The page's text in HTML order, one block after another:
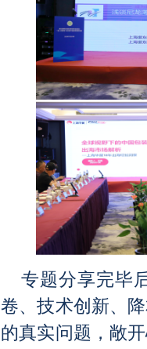
专题分享完毕
卷、技术创新、
的真实问题，敞